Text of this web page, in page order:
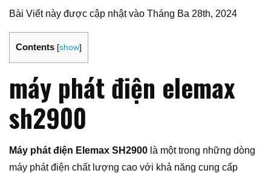
Bài Viết này được cập nhật vào Tháng Ba 28th, 2024
Contents [show]
máy phát điện elemax
sh2900
Máy phát điện Elemax SH2900 là một trong những dòng
máy phát điện chất lượng cao với khả năng cung cấp